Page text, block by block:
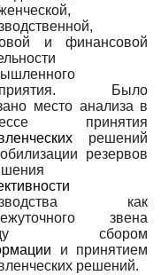
и финансовой
Было
место анализа в
принятия
решений
резервов
как
звена
сбором
и принятием
решений.